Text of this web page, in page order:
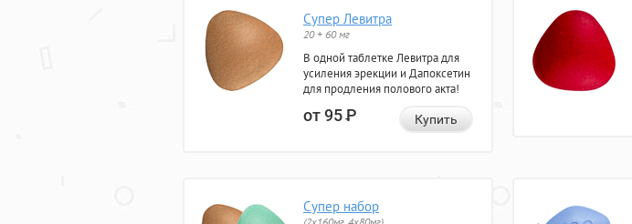
Супер Левитра
20 + 60 мг
В одной таблетке Левитра для
усиления эрекции и Дапоксетин
для продления полового акта!
от 95Р Купить
Супер набор